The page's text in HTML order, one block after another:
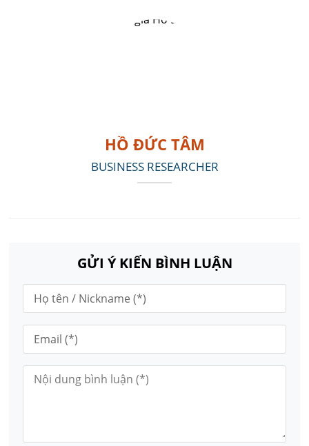
HỒ ĐỨC TÂM
BUSINESS RESEARCHER
GỬI Ý KIẾN BÌNH LUẬN